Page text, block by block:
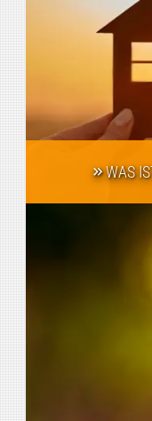
WAS